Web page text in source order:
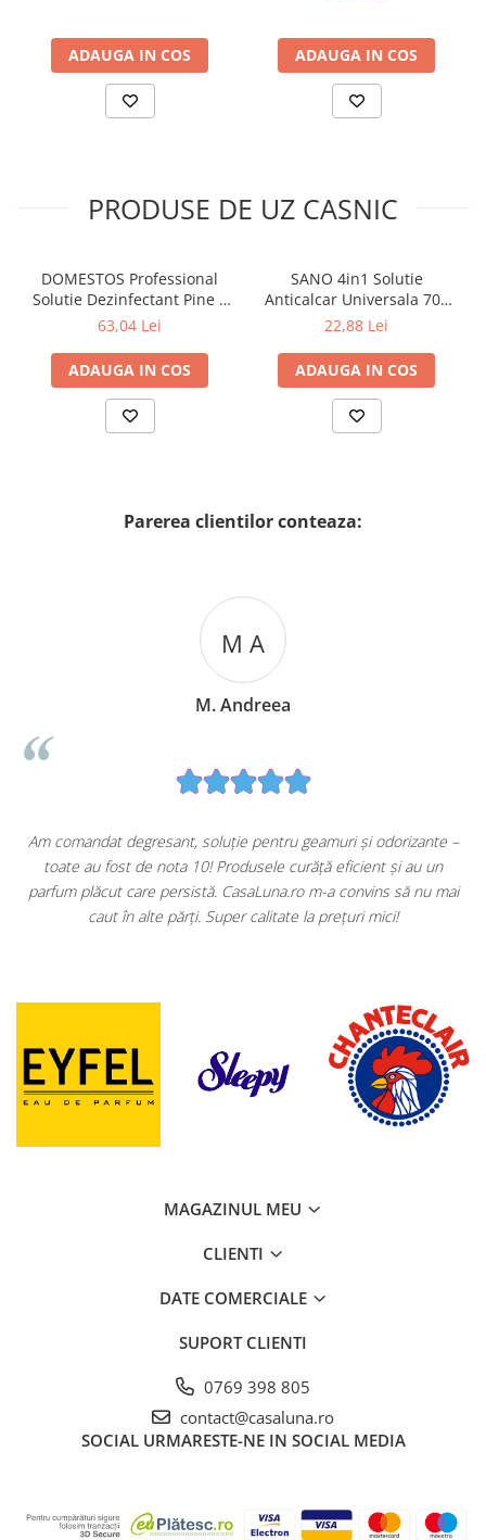
ADAUGA IN COS ADAUGA IN COS
PRODUSE DE UZ CASNIC
DOMESTOS Professional
Solutie Dezinfectant Pine 5
L
63,04 Lei
ADAUGA IN COS
SANO 4in1 Solutie
Anticalcar Universala 700
ml
22,88 Lei
ADAUGA IN COS
Parerea clientilor conteaza:
M. Andreea
degresant, soluție pentru geamuri și odorizante –
fost de nota 10! Produsele curăță eficient și au un
care persistă. CasaLuna.ro m-a convins să nu mai
caut în alte părți. Super calitate la prețuri mici!
MAGAZINUL MEU
CLIENTI
DATE COMERCIALE
SUPORT CLIENTI
0769 398 805
contact@casaluna.ro
SOCIAL URMARESTE-NE IN SOCIAL MEDIA